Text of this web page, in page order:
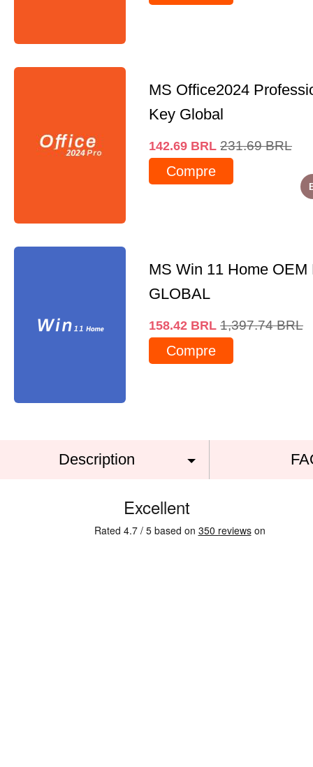
MS Office2024
Key Global
142.69 BRL 231.69 BRL
Compre
MS Win 11 Home OEM
GLOBAL
158.42 BRL 1,397.74 BRL
Compre
Description